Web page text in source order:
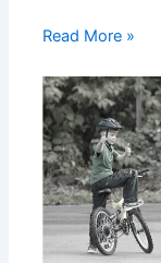
Read More »